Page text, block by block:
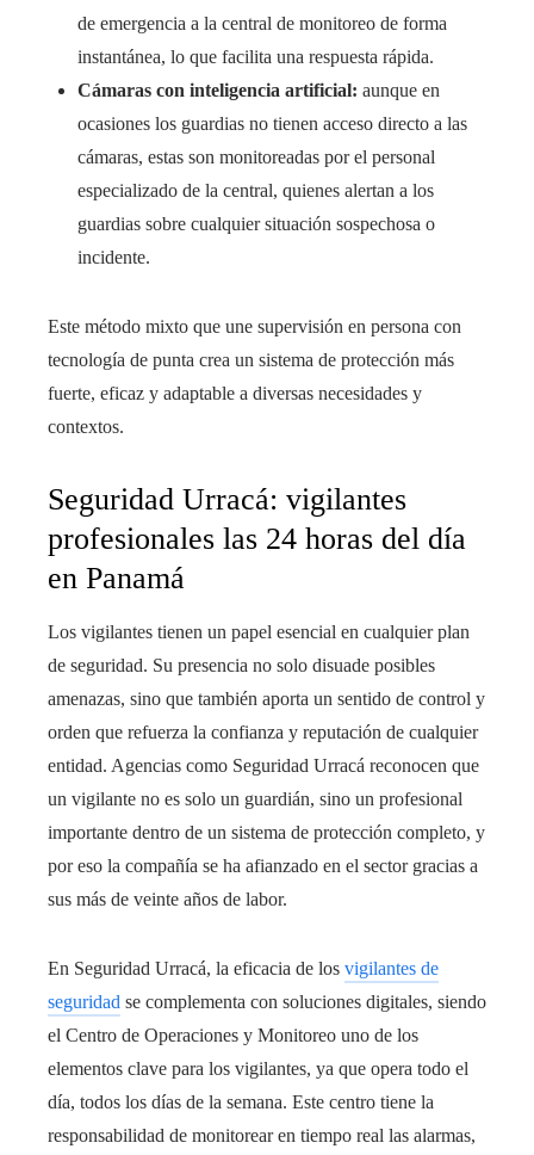
de emergencia a la central de monitoreo de forma
instantánea, lo que facilita una respuesta rápida.
Cámaras con inteligencia artificial: aunque en
ocasiones los guardias no tienen acceso directo a las
cámaras, estas son monitoreadas por el personal
especializado de la central, quienes alertan a los
guardias sobre cualquier situación sospechosa o
incidente.
Este método mixto que une supervisión en persona con
tecnología de punta crea un sistema de protección más
fuerte, eficaz y adaptable a diversas necesidades y
contextos.
Seguridad Urracá: vigilantes
profesionales las 24 horas del día
en Panamá
Los vigilantes tienen un papel esencial en cualquier plan
de seguridad. Su presencia no solo disuade posibles
amenazas, sino que también aporta un sentido de control y
orden que refuerza la confianza y reputación de cualquier
entidad. Agencias como Seguridad Urracá reconocen que
un vigilante no es solo un guardián, sino un profesional
importante dentro de un sistema de protección completo, y
por eso la compañía se ha afianzado en el sector gracias a
sus más de veinte años de labor.
En Seguridad Urracá, la eficacia de los vigilantes de
seguridad se complementa con soluciones digitales, siendo
el Centro de Operaciones y Monitoreo uno de los
elementos clave para los vigilantes, ya que opera todo el
día, todos los días de la semana. Este centro tiene la
responsabilidad de monitorear en tiempo real las alarmas,